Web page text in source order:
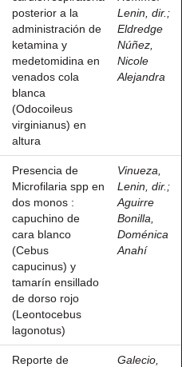
posterior a la
administración de
ketamina y
medetomidina en
venados cola
blanca
(Odocoileus
virginianus) en
altura
Lenin, dir. ;
Eldredge
Núñez,
Nicole
Alejandra
Presencia de
Microfilaria spp en
dos monos :
capuchino de
cara blanco
(Cebus
capucinus) y
tamarín ensillado
de dorso rojo
(Leontocebus
lagonotus)
Vinueza,
Lenin, dir. ;
Aguirre
Bonilla,
Doménica
Anahí
Reporte de
Galecio,